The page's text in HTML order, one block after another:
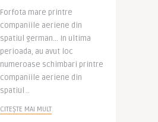
Forfota mare printre
companiile aeriene din
spatiul german… In ultima
perioada, au avut loc
numeroase schimbari printre
companiile aeriene din
spatiul ..
CITEȘTE MAI MULT